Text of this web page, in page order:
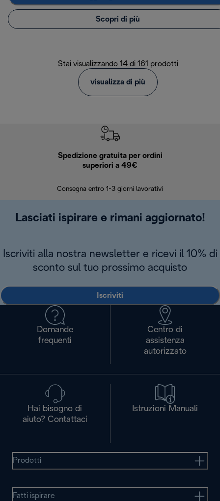
Scopri di più
Stai visualizzando 14 di 161 prodotti
visualizza di più
Spedizione gratuita per ordini
superiori a 49€
Consegna entro 1-3 giorni lavorativi
Lasciati ispirare e rimani aggiornato!
Iscriviti alla nostra newsletter e ricevi il 10% di
sconto sul tuo prossimo acquisto
Iscriviti
Domande
frequenti
Centro di
assistenza
autorizzato
Hai bisogno di
aiuto? Contattaci
Istruzioni Manuali
Prodotti
Fatti ispirare